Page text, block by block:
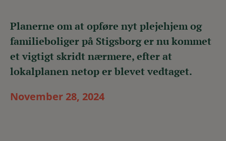
Planerne om at opføre nyt plejehjem og
familieboliger på Stigsborg er nu kommet
et vigtigt skridt nærmere, efter at
lokalplanen netop er blevet vedtaget.
November 28, 2024